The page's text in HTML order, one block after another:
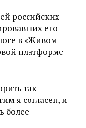
российских
его
в «Живом
платформе
так
я согласен, и
более